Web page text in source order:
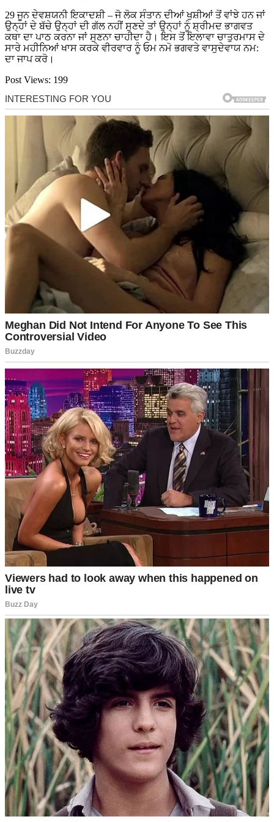
29 ਜੂਨ ਦੇਵਸ਼ਯਨੀ ਇਕਾਦਸ਼ੀ – ਜੋ ਲੋਕ ਸੰਤਾਨ ਦੀਆਂ ਖੁਸ਼ੀਆਂ ਤੋਂ ਵਾਂਝੇ ਹਨ ਜਾਂ
ਉਨ੍ਹਾਂ ਦੇ ਬੱਚੇ ਉਨ੍ਹਾਂ ਦੀ ਗੱਲ ਨਹੀਂ ਸੁਣਦੇ ਤਾਂ ਉਨ੍ਹਾਂ ਨੂੰ ਸ਼੍ਰੀਮਦ ਭਾਗਵਤ
ਕਥਾ ਦਾ ਪਾਠ ਕਰਨਾ ਜਾਂ ਸੁਣਨਾ ਚਾਹੀਦਾ ਹੈ। ਇਸ ਤੋਂ ਇਲਾਵਾ ਚਾਤੁਰਮਾਸ ਦੇ
ਸਾਰੇ ਮਹੀਨਿਆਂ ਖਾਸ ਕਰਕੇ ਵੀਰਵਾਰ ਨੂੰ ਓਮ ਨਮੋ ਭਗਵਤੇ ਵਾਸੁਦੇਵਾਯ ਨਮ:
ਦਾ ਜਾਪ ਕਰੋ।
Post Views: 199